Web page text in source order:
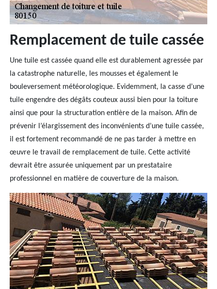
Remplacement de tuile cassée
Une tuile est cassée quand elle est durablement agressée par
la catastrophe naturelle, les mousses et également le
bouleversement météorologique. Evidemment, la casse d’une
tuile engendre des dégâts couteux aussi bien pour la toiture
ainsi que pour la structuration entière de la maison. Afin de
prévenir l’élargissement des inconvénients d’une tuile cassée,
il est fortement recommandé de ne pas tarder à mettre en
œuvre le travail de remplacement de tuile. Cette activité
devrait être assurée uniquement par un prestataire
professionnel en matière de couverture de la maison.